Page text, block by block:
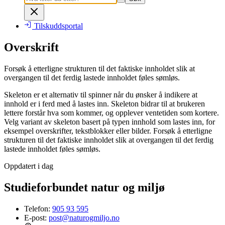
Tilskuddsportal
Overskrift
Forsøk å etterligne strukturen til det faktiske innholdet slik at
overgangen til det ferdig lastede innholdet føles sømløs.
Skeleton er et alternativ til spinner når du ønsker å indikere at
innhold er i ferd med å lastes inn. Skeleton bidrar til at brukeren
lettere forstår hva som kommer, og opplever ventetiden som kortere.
Velg variant av skeleton basert på typen innhold som lastes inn, for
eksempel overskrifter, tekstblokker eller bilder. Forsøk å etterligne
strukturen til det faktiske innholdet slik at overgangen til det ferdig
lastede innholdet føles sømløs.
Oppdatert i dag
Studieforbundet natur og miljø
Telefon: 905 93 595
E-post: post@naturogmiljo.no